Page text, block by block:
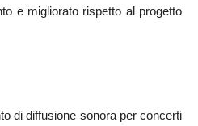
e migliorato rispetto al progetto
di diffusione sonora per concerti